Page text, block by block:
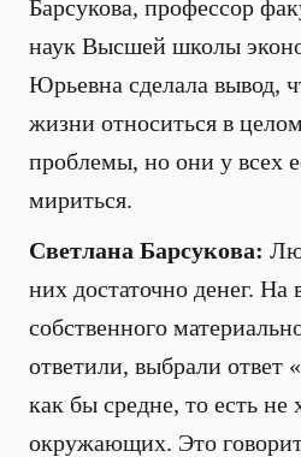
Барсукова, профессор
наук Высшей школы
Юрьевна сделала вывод,
жизни относиться в
проблемы, но они у всех
мириться.
Светлана Барсукова:
них достаточно денег. На
собственного
ответили, выбрали ответ
как бы средне, то есть
окружающих. Это